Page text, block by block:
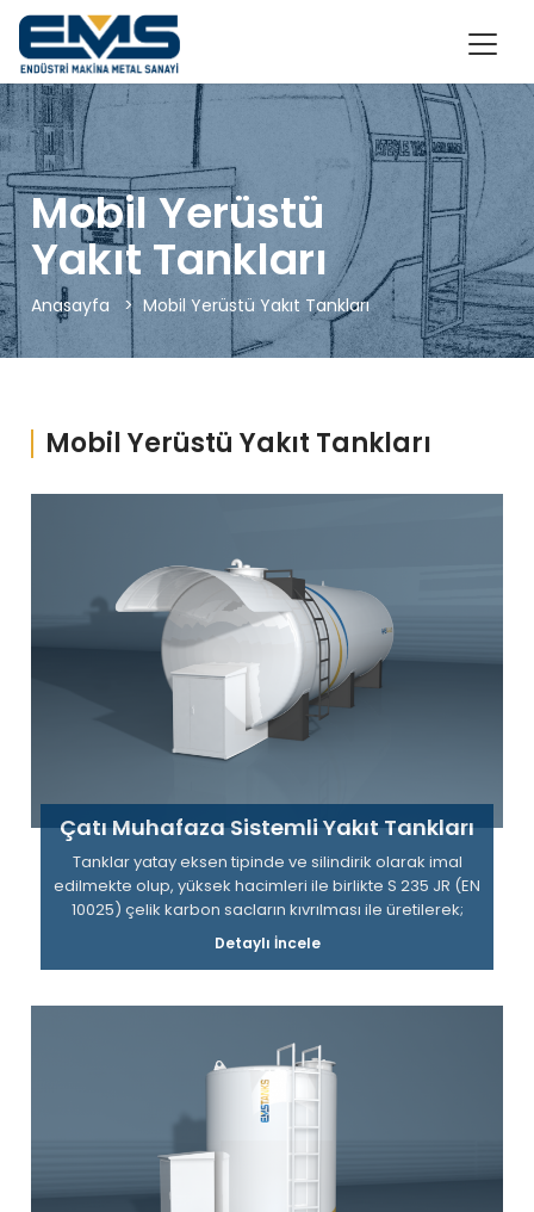
Mobil Yerüstü
Yakıt Tankları
Anasayfa > Mobil Yerüstü Yakıt Tankları
Mobil Yerüstü Yakıt Tankları
Çatı Muhafaza Sistemli Yakıt Tankları
Tanklar yatay eksen tipinde ve silindirik olarak imal
edilmekte olup, yüksek hacimleri ile birlikte S 235 JR (EN
10025) çelik karbon sacların kıvrılması ile üretilerek;
fabrikalara, şantiyelere, maden ocaklarına, çiftliklere,
araç filosu sahibi firmalara ve lojistik firmalara pratik,
Detaylı İncele